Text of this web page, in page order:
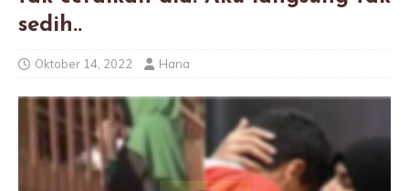
sedih..
Oktober 14, 2022 Hana